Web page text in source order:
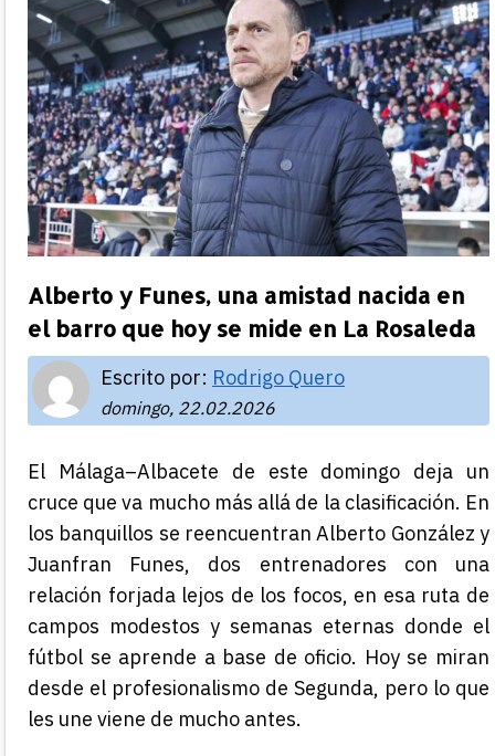
Alberto y Funes, una amistad nacida en
el barro que hoy se mide en La Rosaleda
Escrito por: Rodrigo Quero
domingo, 22.02.2026
El Málaga–Albacete de este domingo deja un
cruce que va mucho más allá de la clasificación. En
los banquillos se reencuentran Alberto González y
Juanfran Funes, dos entrenadores con una
relación forjada lejos de los focos, en esa ruta de
campos modestos y semanas eternas donde el
fútbol se aprende a base de oficio. Hoy se miran
desde el profesionalismo de Segunda, pero lo que
les une viene de mucho antes.